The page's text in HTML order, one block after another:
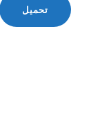
تحميل